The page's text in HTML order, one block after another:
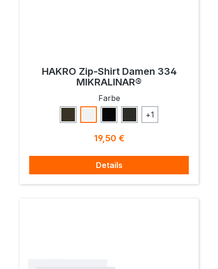
HAKRO Zip-Shirt Damen 334
MIKRALINAR®
Farbeauswählen
Olive Weiß SchwarzKarbongrau
+1
Regulärer Preis:
19,50 €
Details